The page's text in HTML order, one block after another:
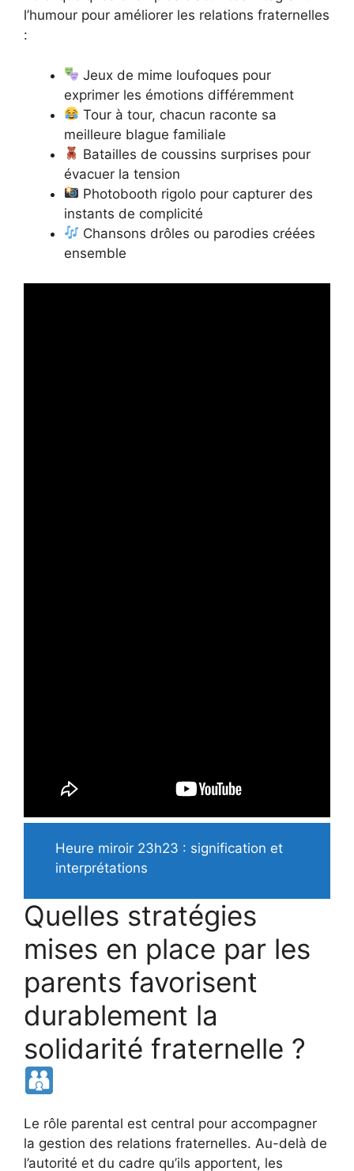
l’humour pour améliorer les relations fraternelles
:
Jeux de mime loufoques pour
exprimer les émotions différemment
Tour à tour, chacun raconte sa
meilleure blague familiale
Batailles de coussins surprises pour
évacuer la tension
Photobooth rigolo pour capturer des
instants de complicité
Chansons drôles ou parodies créées
ensemble
Heure miroir 23h23 : signification et
interprétations
Quelles stratégies
mises en place par les
parents favorisent
durablement la
solidarité fraternelle ?
Le rôle parental est central pour accompagner
la gestion des relations fraternelles. Au-delà de
l’autorité et du cadre qu’ils apportent, les